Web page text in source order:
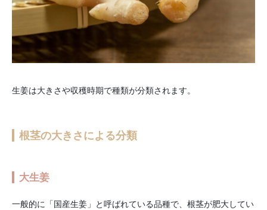
生姜は大きさや収穫時期で種類が分類されます。
根茎の大きさによる分類
大生姜
一般的に「国産生姜」と呼ばれている品種で、根茎が肥大してい